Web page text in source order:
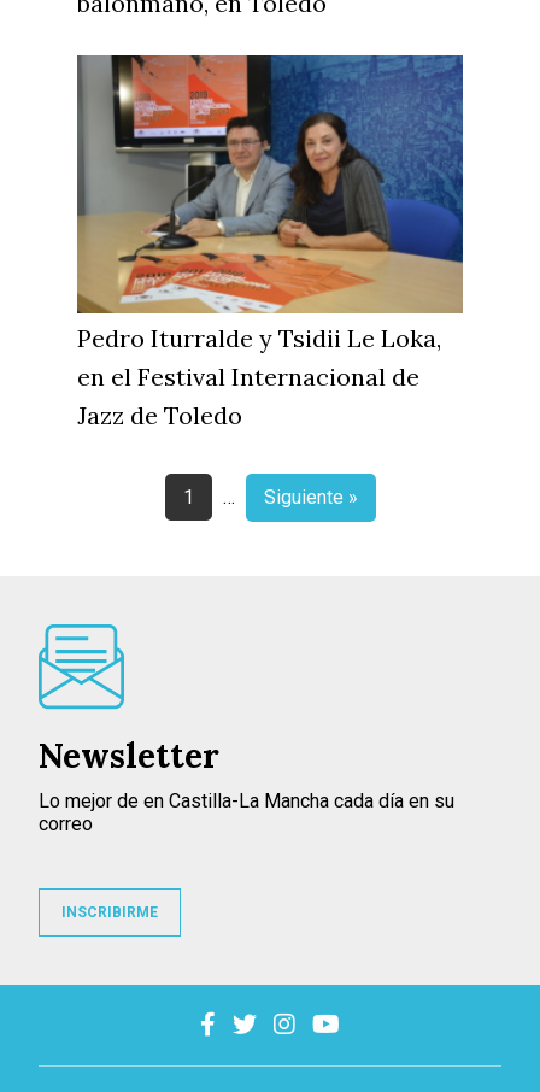
Pedro Iturralde y Tsidii Le Loka,
en el Festival Internacional de
Jazz de Toledo
1 … Siguiente »
Newsletter
Lo mejor de en Castilla-La Mancha cada día en su
correo
INSCRIBIRME